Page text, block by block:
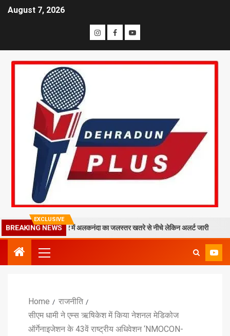
August 7, 2026
EXCLUSIVE
BREAKING NEWS
मलबा, श्रीनगर में अलकनंदा का जलस्तर खतरे से नीचे लेकिन अलर्ट जारी
Home
राजनीति
सीएम धामी ने एम्स ऋषिकेश में किया नेशनल मेडिकोज
ऑर्गेनाइजेशन के 43वें राष्ट्रीय अधिवेशन ‘NMOCON-